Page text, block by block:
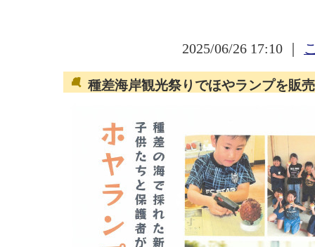
2025/06/26 17:10 ｜
種差海岸観光祭りでほやランプを販